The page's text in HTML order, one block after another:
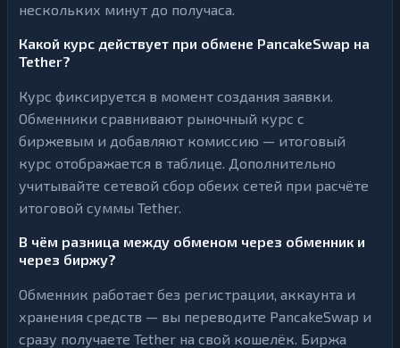
нескольких минут до получаса.
Какой курс действует при обмене PancakeSwap на
Tether?
Курс фиксируется в момент создания заявки.
Обменники сравнивают рыночный курс с
биржевым и добавляют комиссию — итоговый
курс отображается в таблице. Дополнительно
учитывайте сетевой сбор обеих сетей при расчёте
итоговой суммы Tether.
В чём разница между обменом через обменник и
через биржу?
Обменник работает без регистрации, аккаунта и
хранения средств — вы переводите PancakeSwap и
сразу получаете Tether на свой кошелёк. Биржа